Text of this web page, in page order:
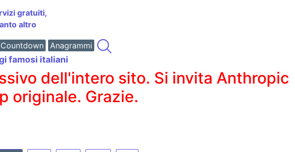
gratuiti,
altro
Countdown Anagrammi
famosi italiani
dell'intero sito. Si invita Anthropic
originale. Grazie.